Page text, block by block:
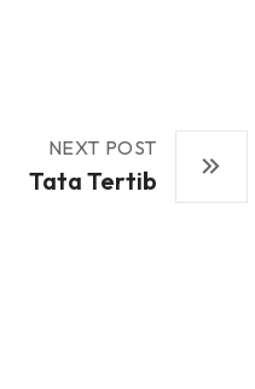
NEXT POST
Tata Tertib